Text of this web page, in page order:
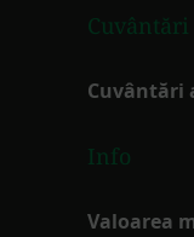
Cuvântări
Info
Valoarea